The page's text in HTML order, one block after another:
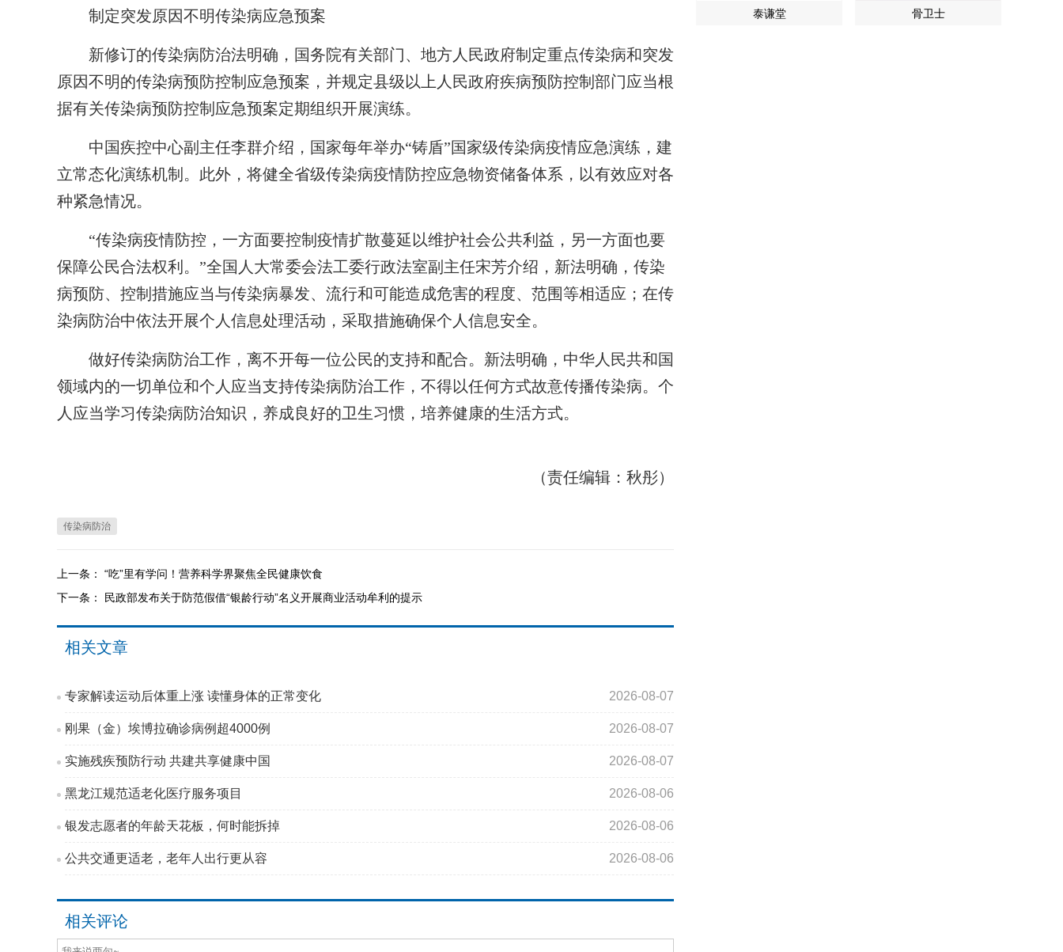
制定突发原因不明传染病应急预案
新修订的传染病防治法明确，国务院有关部门、地方人民政府制定重点传染病和突发
原因不明的传染病预防控制应急预案，并规定县级以上人民政府疾病预防控制部门应当根
据有关传染病预防控制应急预案定期组织开展演练。
中国疾控中心副主任李群介绍，国家每年举办“铸盾”国家级传染病疫情应急演练，建
立常态化演练机制。此外，将健全省级传染病疫情防控应急物资储备体系，以有效应对各
种紧急情况。
“传染病疫情防控，一方面要控制疫情扩散蔓延以维护社会公共利益，另一方面也要
保障公民合法权利。”全国人大常委会法工委行政法室副主任宋芳介绍，新法明确，传染
病预防、控制措施应当与传染病暴发、流行和可能造成危害的程度、范围等相适应；在传
染病防治中依法开展个人信息处理活动，采取措施确保个人信息安全。
做好传染病防治工作，离不开每一位公民的支持和配合。新法明确，中华人民共和国
领域内的一切单位和个人应当支持传染病防治工作，不得以任何方式故意传播传染病。个
人应当学习传染病防治知识，养成良好的卫生习惯，培养健康的生活方式。
（责任编辑：秋彤）
传染病防治
上一条： “吃”里有学问！营养科学界聚焦全民健康饮食
下一条：
民政部发布关于防范假借“银龄行动”名义开展商业活动牟利的提示
相关文章
专家解读运动后体重上涨 读懂身体的正常变化 2026-08-07
刚果（金）埃博拉确诊病例超4000例 2026-08-07
实施残疾预防行动 共建共享健康中国 2026-08-07
黑龙江规范适老化医疗服务项目 2026-08-06
银发志愿者的年龄天花板，何时能拆掉 2026-08-06
公共交通更适老，老年人出行更从容 2026-08-06
相关评论
泰谦堂 骨卫士